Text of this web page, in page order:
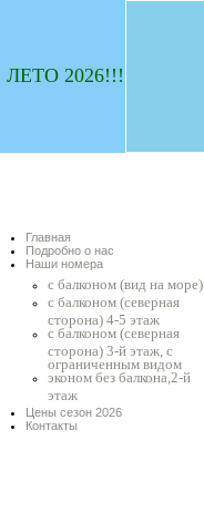
ЛЕТО 2026!!!
Главная
Подробно о нас
Наши номера
с балконом (вид на море)
с балконом (северная
сторона) 4-5 этаж
с балконом (северная
сторона) 3-й этаж, с
ограниченным видом
эконом без балкона,2-й
этаж
Цены сезон 2026
Контакты